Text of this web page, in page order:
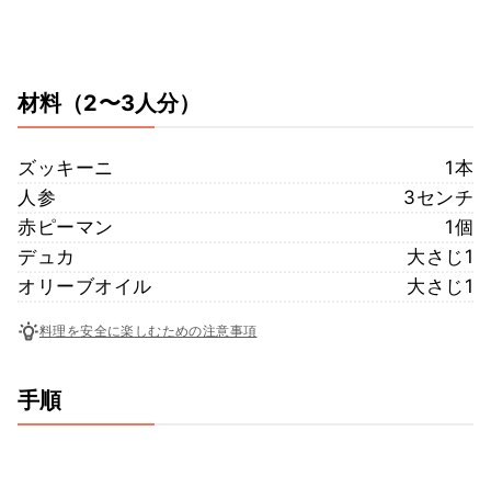
材料（2〜3人分）
ズッキーニ
1本
人参
3センチ
赤ピーマン
1個
デュカ
大さじ1
オリーブオイル
大さじ1
料理を安全に楽しむための注意事項
手順